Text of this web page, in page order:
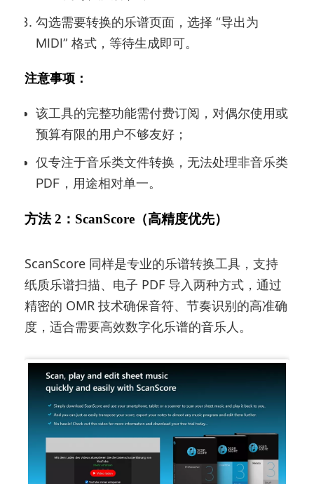
勾选需要转换的乐谱页面，选择 “导出为
MIDI” 格式，等待生成即可。
注意事项：
该工具的完整功能需付费订阅，对偶尔使用或
预算有限的用户不够友好；
仅专注于音乐类文件转换，无法处理非音乐类
PDF，用途相对单一。
方法 2：ScanScore（高精度优先）
ScanScore 同样是专业的乐谱转换工具，支持
纸质乐谱扫描、电子 PDF 导入两种方式，通过
精密的 OMR 技术确保音符、节奏识别的高准确
度，适合需要高效数字化乐谱的音乐人。